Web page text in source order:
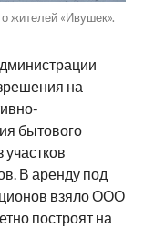
жителей «Ивушек».
на
бытового
В аренду под
взяло ООО
построят на